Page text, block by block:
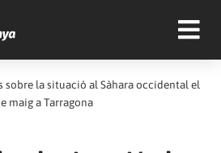
sobre la situació al Sàhara occidental el
maig a Tarragona